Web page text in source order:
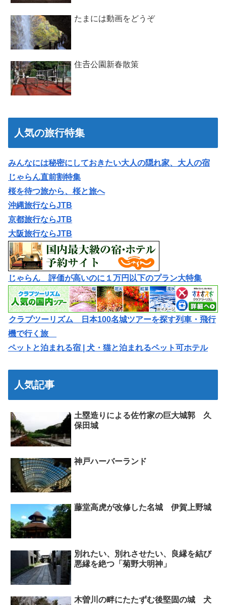
たまには動画をどうぞ
住𠮷公園新春散策
人気の旅行特集
みんなには秘密にしておきたい大人の隠れ家、大人の宿
じゃらん直前割特集
桜を待つ旅から、桜と旅へ
沖縄旅行ならJTB
京都旅行ならJTB
大阪旅行ならJTB
じゃらん 評価が高いのに１万円以下のプラン大特集
クラブツーリズム 日本100名城ツアーを探す列車・飛行
機で行く旅
ペットと泊まれる宿 | 犬・猫と泊まれるペット可ホテル
人気記事
土塁造りによる佐竹家の巨大城郭 久
保田城
神戸ハーバーランド
藤堂高虎が改修した名城 伊賀上野城
別れたい、別れさせたい、良縁を結び
悪縁を絶つ「菊野大明神」
木曽川の畔にたたずむ後堅固の城 犬